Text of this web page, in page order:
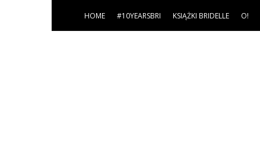
HOME #10YEARSBRI KSIĄŻKI BRIDELLE O!